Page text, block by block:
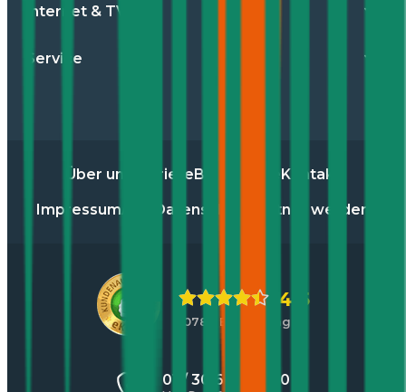
Internet & TV
Service
Über uns KarriereBlog Kontakt
Impressum Datenschutz Partner werden
4,5
10784 Bewertungen
01 / 30 60 900 20